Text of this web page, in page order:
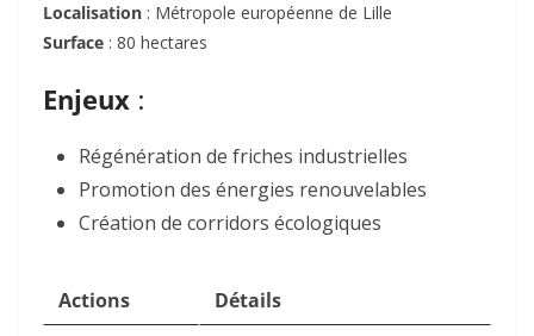
Localisation : Métropole européenne de Lille
Surface : 80 hectares
Enjeux :
Régénération de friches industrielles
Promotion des énergies renouvelables
Création de corridors écologiques
Actions
Détails